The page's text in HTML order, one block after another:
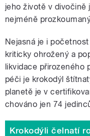
jeho životě v divočině
nejméně
Nejasná je i
kriticky ohrožený a
likvidace přirozeného
péči je krokodýl
planetě je v
chováno jen 74
Krokodýli čelnatí